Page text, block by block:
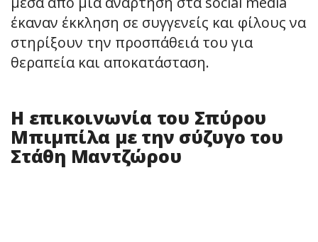
έκαναν έκκληση σε συγγενείς και φίλους να
στηρίξουν την προσπάθειά του για
θεραπεία και αποκατάσταση.
Η επικοινωνία του Σπύρου
Μπιμπίλα με την σύζυγο του
Στάθη Μαντζώρου